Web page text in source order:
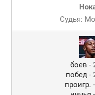
Судья:
боев -
побед -
проигр.